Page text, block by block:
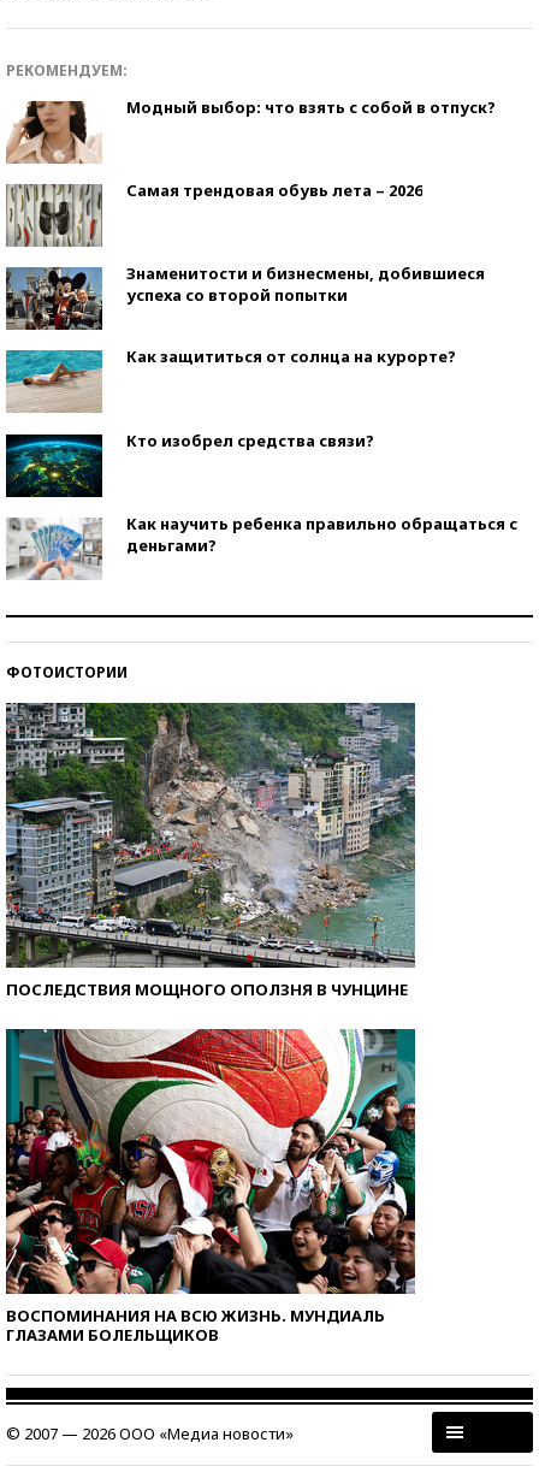
РЕКОМЕНДУЕМ:
Модный выбор: что взять с собой в отпуск?
Самая трендовая обувь лета – 2026
Знаменитости и бизнесмены, добившиеся
успеха со второй попытки
Как защититься от солнца на курорте?
Кто изобрел средства связи?
Как научить ребенка правильно обращаться с
деньгами?
ФОТОИСТОРИИ
ПОСЛЕДСТВИЯ МОЩНОГО ОПОЛЗНЯ В ЧУНЦИНЕ
ВОСПОМИНАНИЯ НА ВСЮ ЖИЗНЬ. МУНДИАЛЬ
ГЛАЗАМИ БОЛЕЛЬЩИКОВ
© 2007 — 2026 ООО «Медиа новости»